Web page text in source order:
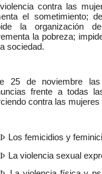
contra las
el sometimiento;
la organización
la pobreza;
sociedad.
25 de noviembre las
frente a todas
contra las
Þ Los femicidios y
Þ La violencia sexual